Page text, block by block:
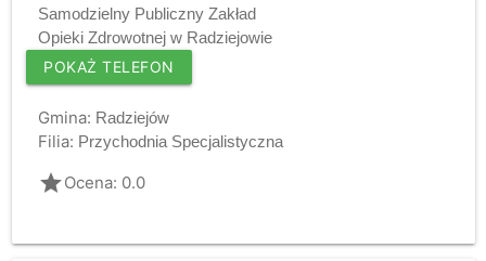
Samodzielny Publiczny Zakład
Opieki Zdrowotnej w Radziejowie
POKAŻ TELEFON
Gmina: Radziejów
Filia: Przychodnia Specjalistyczna
gradeOcena: 0.0